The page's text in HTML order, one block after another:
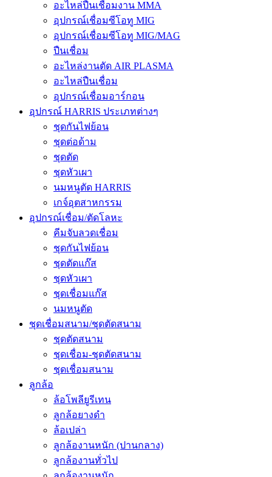
อะไหล่ปืนเชื่อมงาน MMA
อุปกรณ์เชื่อมซีโอทู MIG
อุปกรณ์เชื่อมซีโอทู MIG/MAG
ปืนเชื่อม
อะไหล่งานตัด AIR PLASMA
อะไหล่ปืนเชื่อม
อุปกรณ์เชื่อมอาร์กอน
อุปกรณ์ HARRIS ประเภทต่างๆ
ชุดกันไฟย้อน
ชุดต่อด้าม
ชุดตัด
ชุดหัวเผา
นมหนูตัด HARRIS
เกจ์อุตสาหกรรม
อุปกรณ์เชื่อม/ตัดโลหะ
คีมจับลวดเชื่อม
ชุดกันไฟย้อน
ชุดตัดแก๊ส
ชุดหัวเผา
ชุดเชื่อมแก๊ส
นมหนูตัด
ชุดเชื่อมสนาม/ชุดตัดสนาม
ชุดตัดสนาม
ชุดเชื่อม-ชุดตัดสนาม
ชุดเชื่อมสนาม
ลูกล้อ
ล้อโพลียูรีเทน
ลูกล้อยางดำ
ล้อเปล่า
ลูกล้องานหนัก (ปานกลาง)
ลูกล้องานทั่วไป